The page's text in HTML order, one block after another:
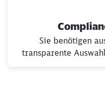
Sie benötigen
transparente